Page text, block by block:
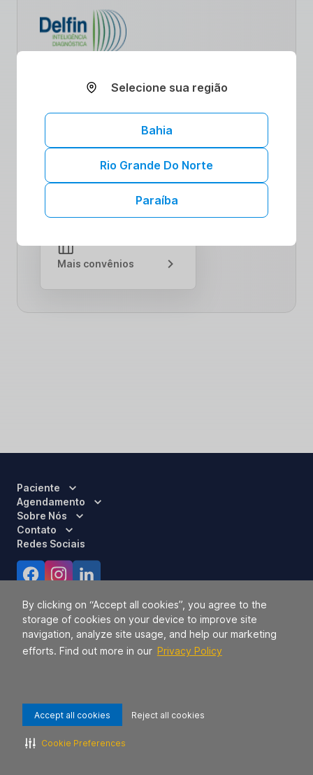
By clicking on “Accept all cookies”, you agree to the
storage of cookies on your device to improve site
navigation, analyze site usage, and help our marketing
efforts. Find out more in our Privacy Policy
Accept all cookies Reject all cookies
Cookie Preferences
estratégicas estão revolucionando o acesso
a serviços de saúde. Com ênfase na
promoção de uma vida saudável,
oferecemos benefícios exclusivos e
cuidados de qualidade. Explore nossa
comunidade comprometida com seu bem-
estar. Saiba mais sobre como nossas
colaborações podem impulsionar sua jornada
para uma saúde plena.
Mais convênios
Paciente
Agendamento
Sobre Nós
Contato
Redes Sociais
Responsável Técnico:Dra. Luci Mara Barbiero – CRM 120.433/SP
2026 TODOS OS DIREITOS RESERVADOS.
Selecione sua região
Bahia
Rio Grande Do Norte
Paraíba